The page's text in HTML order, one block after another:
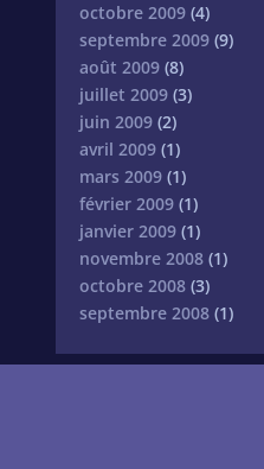
octobre 2009 (4)
septembre 2009 (9)
août 2009 (8)
juillet 2009 (3)
juin 2009 (2)
avril 2009 (1)
mars 2009 (1)
février 2009 (1)
janvier 2009 (1)
novembre 2008 (1)
octobre 2008 (3)
septembre 2008 (1)